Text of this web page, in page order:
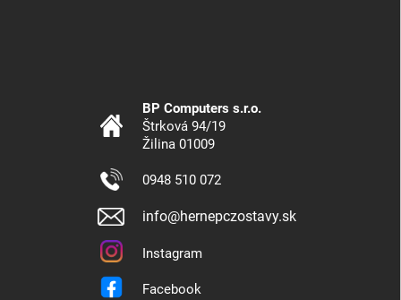
BP Computers s.r.o.
Štrková 94/19
Žilina 01009
0948 510 072
info@hernepczostavy.sk
Instagram
Facebook